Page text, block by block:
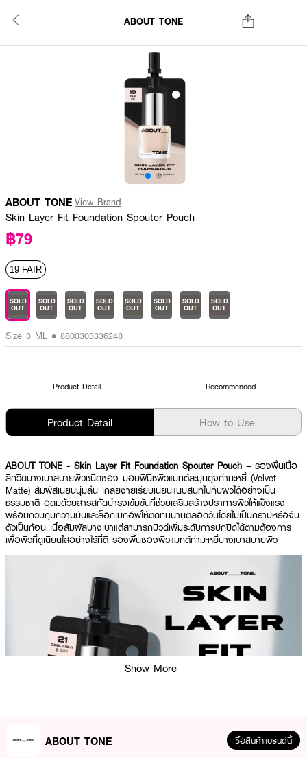
ABOUT TONE
ABOUT TONE View Brand
Skin Layer Fit Foundation Spouter Pouch
฿79
19 FAIR
SOLD
OUT
SOLD
OUT
SOLD
OUT
SOLD
OUT
SOLD
OUT
SOLD
OUT
SOLD
OUT
SOLD
OUT
Size 3 ML • 8800303336248
Product Detail Recommended
Product Detail How to Use
ABOUT TONE - Skin Layer Fit Foundation Spouter Pouch – รองพื้นเนื้อ
ลิควิดบางเบาสบายผิวชนิดซอง มอบฟินิชผิวแมทต์ละมุนดุจกำมะหยี่ (Velvet
Matte) สัมผัสเนียนนุ่มลื่น เกลี่ยง่ายเรียบเนียนแนบสนิทไปกับผิวได้อย่างเป็น
ธรรมชาติ อุดมด้วยสารสกัดบำรุงเข้มข้นที่ช่วยเสริมสร้างปราการผิวให้แข็งแรง
พร้อมควบคุมความมันและล็อกเมคอัพให้ติดทนนานตลอดวันโดยไม่เป็นคราบหรือจับ
ตัวเป็นก้อน เนื้อสัมผัสบางเบาแต่สามารถบิวด์เพิ่มระดับการปกปิดได้ตามต้องการ
เพื่อผิวที่ดูเนียนใสอย่างไร้ที่ติ รองพื้นซองผิวแมทต์กำมะหยี่บางเบาสบายผิว
Show More
ABOUT TONE ซื้อสินค้าแบรนด์นี้